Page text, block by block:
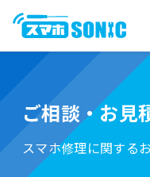
ご相談・お見
スマホ修理に関する